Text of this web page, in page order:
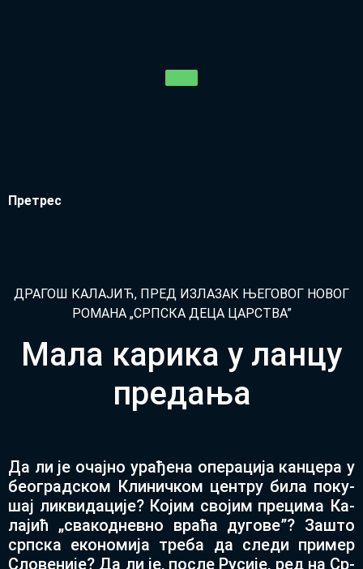
Пре­трес
ДРА­ГОШ КА­ЛА­ЈИЋ, ПРЕД ИЗ­ЛА­ЗАК ЊЕ­ГО­ВОГ НО­ВОГ
РО­МА­НА „СРП­СКА ДЕ­ЦА ЦАР­СТВА”
Мала карика у ланцу
предања
Да ли је очај­но ура­ђе­на опе­ра­ци­ја кан­це­ра у
бе­о­град­ском Кли­нич­ком цен­тру би­ла по­ку­
шај ли­кви­да­ци­је? Ко­јим сво­јим пре­ци­ма Ка­
ла­јић „сва­ко­днев­но вра­ћа ду­го­ве”? За­што
срп­ска еко­но­ми­ја тре­ба да сле­ди при­мер
Сло­ве­ни­је? Да ли је, по­сле Ру­си­је, ред на Ср­